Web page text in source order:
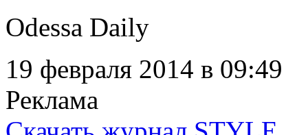
Odessa Daily
19 февраля 2014 в 09:49
Реклама